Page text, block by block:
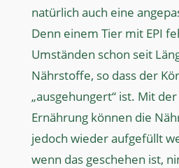
natürlich auch eine
Denn einem Tier mit EPI
Umständen schon seit
Nährstoffe, so dass der
„ausgehungert“ ist. Mit
Ernährung können die
jedoch wieder aufgefüllt
wenn das geschehen ist,